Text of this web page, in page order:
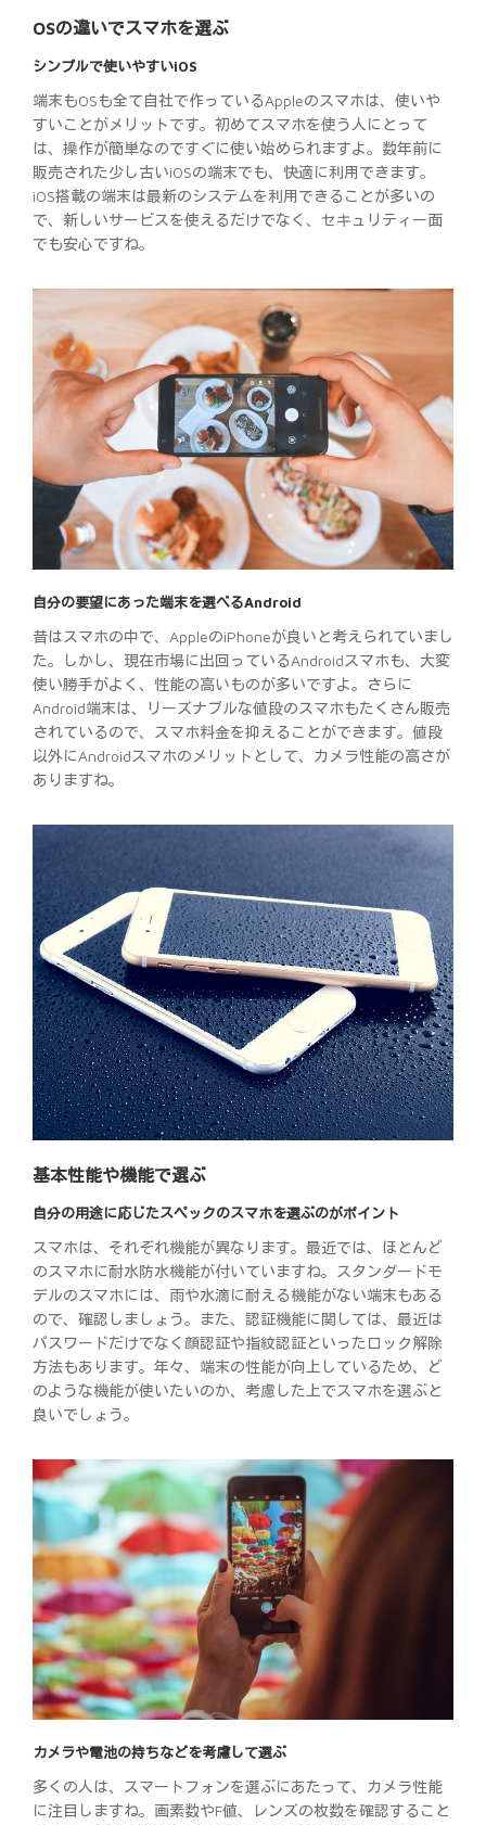
OSの違いでスマホを選ぶ
シンプルで使いやすいiOS
端末もOSも全て自社で作っているAppleのスマホは、使いや
すいことがメリットです。初めてスマホを使う人にとって
は、操作が簡単なのですぐに使い始められますよ。数年前に
販売された少し古いiOSの端末でも、快適に利用できます。
iOS搭載の端末は最新のシステムを利用できることが多いの
で、新しいサービスを使えるだけでなく、セキュリティー面
でも安心ですね。
自分の要望にあった端末を選べるAndroid
昔はスマホの中で、AppleのiPhoneが良いと考えられていまし
た。しかし、現在市場に出回っているAndroidスマホも、大変
使い勝手がよく、性能の高いものが多いですよ。さらに
Android端末は、リーズナブルな値段のスマホもたくさん販売
されているので、スマホ料金を抑えることができます。値段
以外にAndroidスマホのメリットとして、カメラ性能の高さが
ありますね。
基本性能や機能で選ぶ
自分の用途に応じたスペックのスマホを選ぶのがポイント
スマホは、それぞれ機能が異なります。最近では、ほとんど
のスマホに耐水防水機能が付いていますね。スタンダードモ
デルのスマホには、雨や水滴に耐える機能がない端末もある
ので、確認しましょう。また、認証機能に関しては、最近は
パスワードだけでなく顔認証や指紋認証といったロック解除
方法もあります。年々、端末の性能が向上しているため、ど
のような機能が使いたいのか、考慮した上でスマホを選ぶと
良いでしょう。
カメラや電池の持ちなどを考慮して選ぶ
多くの人は、スマートフォンを選ぶにあたって、カメラ性能
に注目しますね。画素数やF値、レンズの枚数を確認すること